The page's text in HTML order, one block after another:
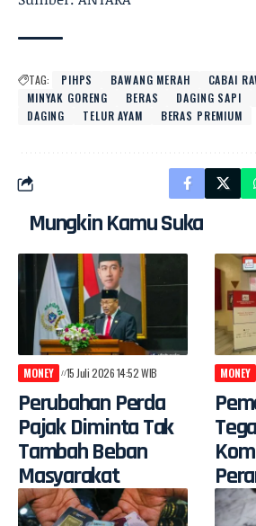
TAG: PIHPS BAWANG MERAH
CABAI
MINYAK GORENG
BERAS DAGING SAPI
DAGING
TELUR AYAM BERAS PREMIUM
Mungkin Kamu Suka
MONEY 15 Juli 2026 14:52 WIB
Perubahan Perda
Pajak Diminta Tak
Tambah Beban
Masyarakat
MONEY